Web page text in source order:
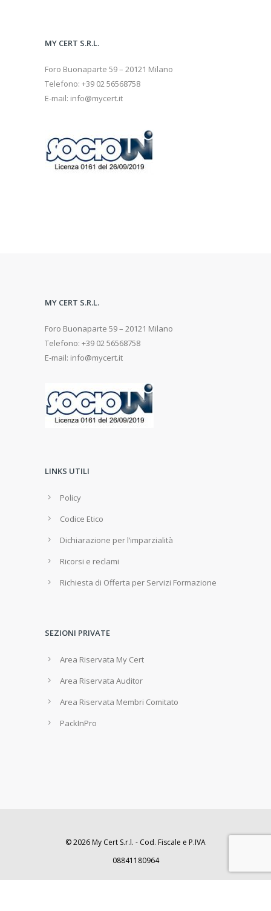
MY CERT S.R.L.
Foro Buonaparte 59 – 20121 Milano
Telefono: +39 02 56568758
E-mail: info@mycert.it
MY CERT S.R.L.
Foro Buonaparte 59 – 20121 Milano
Telefono: +39 02 56568758
E-mail: info@mycert.it
LINKS UTILI
Policy
Codice Etico
Dichiarazione per l’imparzialità
Ricorsi e reclami
Richiesta di Offerta per Servizi Formazione
SEZIONI PRIVATE
Area Riservata My Cert
Area Riservata Auditor
Area Riservata Membri Comitato
PackInPro
© 2026 My Cert S.r.l. - Cod. Fiscale e P.IVA
08841180964